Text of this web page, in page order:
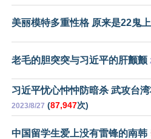
美丽模特多重性格 原来是22鬼
老毛的胆突突与习近平的肝颤颤
习近平忧心忡忡防暗杀 武攻台
2023/8/27 (87,947次)
中国留学生爱上没有雷锋的南韩